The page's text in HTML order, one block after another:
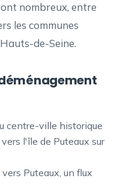
nombreux, entre
les communes
de-Seine.
centre-ville historique
l'île de Puteaux sur
Puteaux, un flux